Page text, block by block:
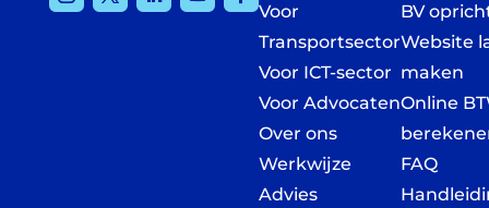
Voor
Transportsector
Voor ICT-sector
Voor Advocaten
Over ons
Werkwijze
Advies
BV
Website
maken
Online
FAQ